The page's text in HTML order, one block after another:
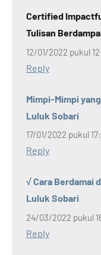
Certified
Tulisan
12/01/2022 pukul
Reply
Mimpi-Mimpi
Luluk Sobari
17/01/2022 pukul
Reply
√ Cara Berdamai
Luluk Sobari
24/03/2022 pukul
Reply